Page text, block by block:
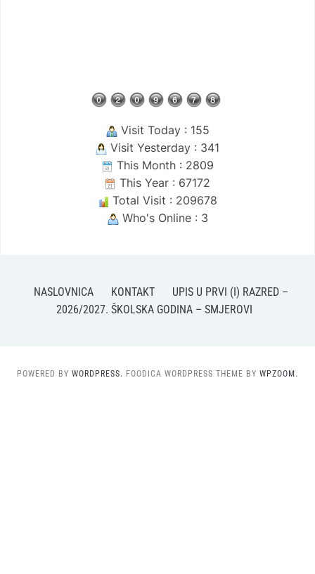
Visit Today : 155
Visit Yesterday : 341
This Month : 2809
This Year : 67172
Total Visit : 209678
Who's Online : 3
NASLOVNICA KONTAKT
UPIS U PRVI (I) RAZRED –
2026/2027. ŠKOLSKA GODINA – SMJEROVI
POWERED BY WORDPRESS. FOODICA WORDPRESS THEME BY WPZOOM.